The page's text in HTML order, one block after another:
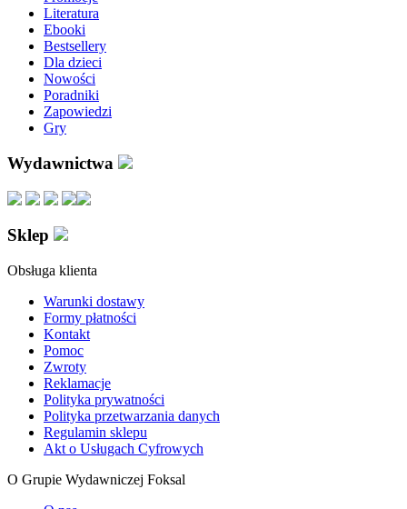
Literatura
Ebooki
Bestsellery
Dla dzieci
Nowości
Poradniki
Zapowiedzi
Gry
Wydawnictwa
Sklep
Obsługa klienta
Warunki dostawy
Formy płatności
Kontakt
Pomoc
Zwroty
Reklamacje
Polityka prywatności
Polityka przetwarzania danych
Regulamin sklepu
Akt o Usługach Cyfrowych
O Grupie Wydawniczej Foksal